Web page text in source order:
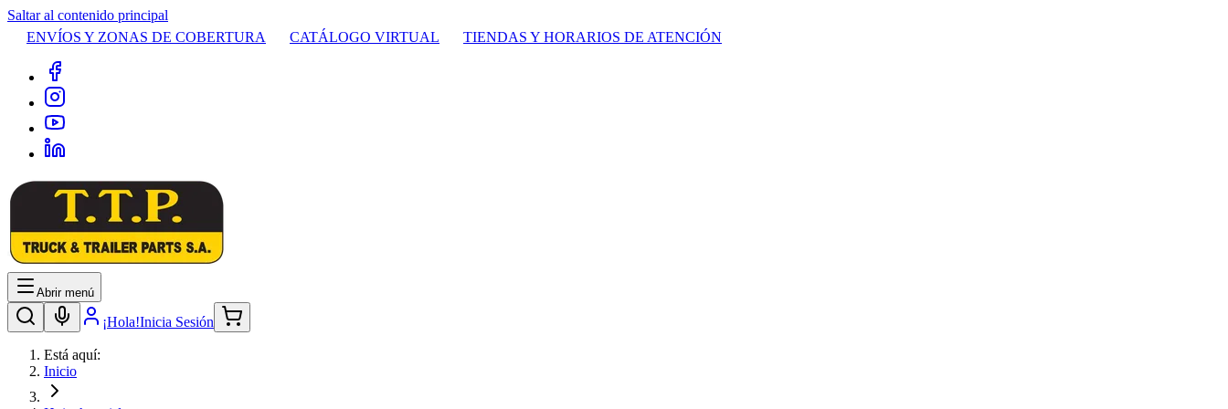
Saltar al contenido principal
ENVÍOS Y ZONAS DE COBERTURA
CATÁLOGO VIRTUAL TIENDAS Y HORARIOS DE ATENCIÓN
Abrir menú
¡Hola!Inicia Sesión
Está aquí:
Inicio